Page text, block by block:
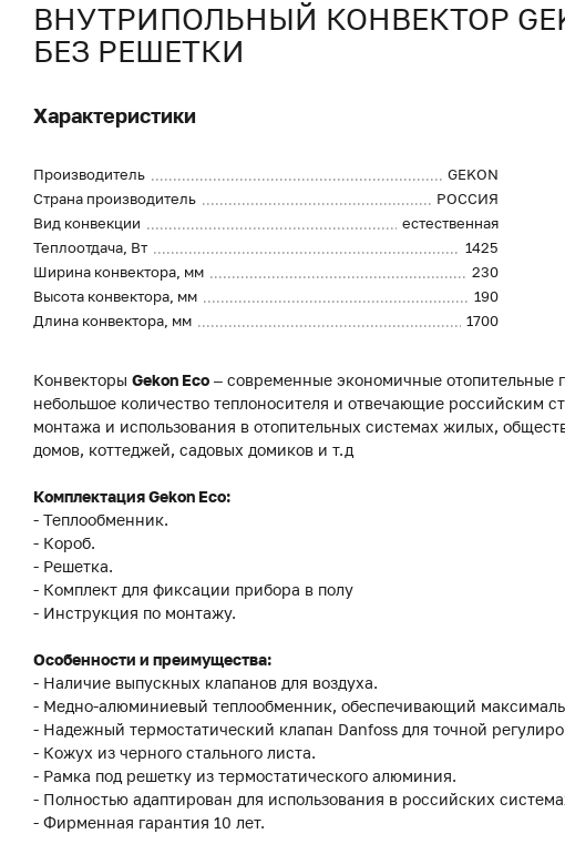
ВНУТРИПОЛЬНЫЙ КОНВЕКТОР
БЕЗ РЕШЕТКИ
Характеристики
Производитель
GEKON
Страна производитель
РОССИЯ
Вид конвекции
естественная
Теплоотдача, Вт
1425
Ширина конвектора, мм
230
Высота конвектора, мм
190
Длина конвектора, мм
1700
Конвекторы Gekon Eco – современные экономичные отопительные
небольшое количество теплоносителя и отвечающие российским
монтажа и использования в отопительных системах жилых,
домов, коттеджей, садовых домиков и т.д
Комплектация Gekon Eco:
- Теплообменник.
- Короб.
- Решетка.
- Комплект для фиксации прибора в полу
- Инструкция по монтажу.
Особенности и преимущества:
- Наличие выпускных клапанов для воздуха.
- Медно-алюминиевый теплообменник, обеспечивающий
- Надежный термостатический клапан Danfoss для точной
- Кожух из черного стального листа.
- Рамка под решетку из термостатического алюминия.
- Полностью адаптирован для использования в российских
- Фирменная гарантия 10 лет.